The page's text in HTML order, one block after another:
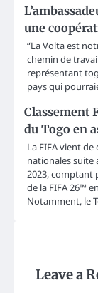
une
“La Volta est
chemin de
représentant
pays qui
Classement
du Togo en
La FIFA vient
nationales
2023, comptant
de la FIFA 26™
Notamment, le
Leave a